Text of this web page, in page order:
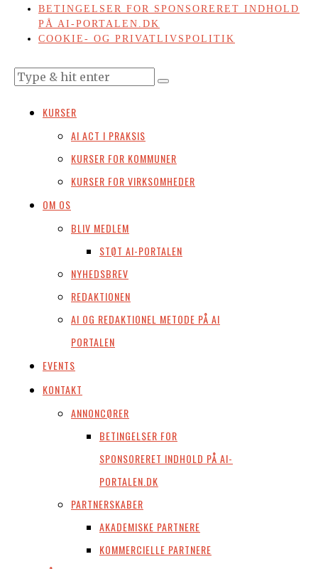
BETINGELSER FOR SPONSORERET INDHOLD
PÅ AI-PORTALEN.DK
COOKIE- OG PRIVATLIVSPOLITIK
KURSER
AI ACT I PRAKSIS
KURSER FOR KOMMUNER
KURSER FOR VIRKSOMHEDER
OM OS
BLIV MEDLEM
STØT AI-PORTALEN
NYHEDSBREV
REDAKTIONEN
AI OG REDAKTIONEL METODE PÅ AI
PORTALEN
EVENTS
KONTAKT
ANNONCØRER
BETINGELSER FOR
SPONSORERET INDHOLD PÅ AI-
PORTALEN.DK
PARTNERSKABER
AKADEMISKE PARTNERE
KOMMERCIELLE PARTNERE